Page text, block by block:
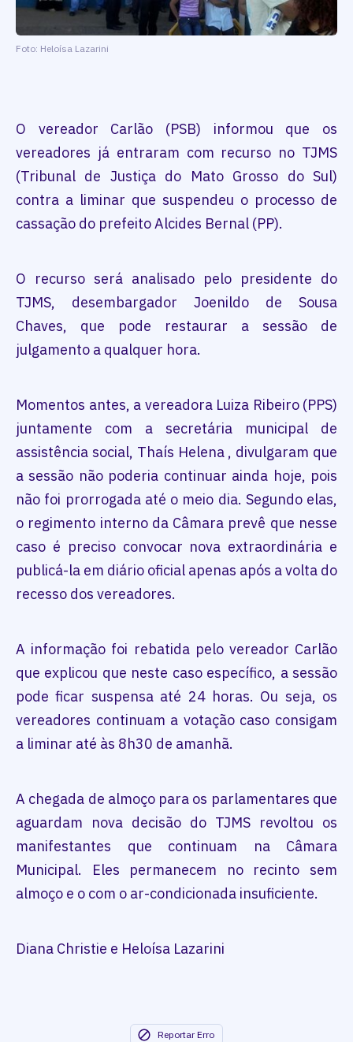
Foto: Heloísa Lazarini
O vereador Carlão (PSB) informou que os
vereadores já entraram com recurso no TJMS
(Tribunal de Justiça do Mato Grosso do Sul)
contra a liminar que suspendeu o processo de
cassação do prefeito Alcides Bernal (PP).
O recurso será analisado pelo presidente do
TJMS, desembargador Joenildo de Sousa
Chaves, que pode restaurar a sessão de
julgamento a qualquer hora.
Momentos antes, a vereadora Luiza Ribeiro (PPS)
juntamente com a secretária municipal de
assistência social, Thaís Helena , divulgaram que
a sessão não poderia continuar ainda hoje, pois
não foi prorrogada até o meio dia. Segundo elas,
o regimento interno da Câmara prevê que nesse
caso é preciso convocar nova extraordinária e
publicá-la em diário oficial apenas após a volta do
recesso dos vereadores.
A informação foi rebatida pelo vereador Carlão
que explicou que neste caso específico, a sessão
pode ficar suspensa até 24 horas. Ou seja, os
vereadores continuam a votação caso consigam
a liminar até às 8h30 de amanhã.
A chegada de almoço para os parlamentares que
aguardam nova decisão do TJMS revoltou os
manifestantes que continuam na Câmara
Municipal. Eles permanecem no recinto sem
almoço e o com o ar-condicionada insuficiente.
Diana Christie e Heloísa Lazarini
Reportar Erro